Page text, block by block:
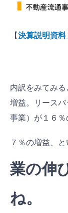
【決算説明資料
内訳をみてみ
増益。リース
事業）が１６％
７％の増益、と
業の伸
ね。